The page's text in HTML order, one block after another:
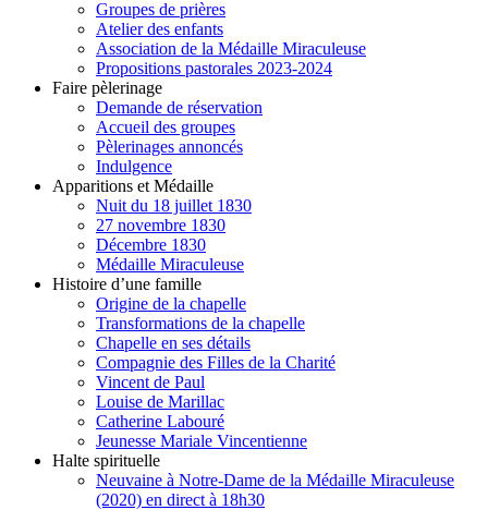
Groupes de prières
Atelier des enfants
Association de la Médaille Miraculeuse
Propositions pastorales 2023-2024
Faire pèlerinage
Demande de réservation
Accueil des groupes
Pèlerinages annoncés
Indulgence
Apparitions et Médaille
Nuit du 18 juillet 1830
27 novembre 1830
Décembre 1830
Médaille Miraculeuse
Histoire d’une famille
Origine de la chapelle
Transformations de la chapelle
Chapelle en ses détails
Compagnie des Filles de la Charité
Vincent de Paul
Louise de Marillac
Catherine Labouré
Jeunesse Mariale Vincentienne
Halte spirituelle
Neuvaine à Notre-Dame de la Médaille Miraculeuse
(2020) en direct à 18h30